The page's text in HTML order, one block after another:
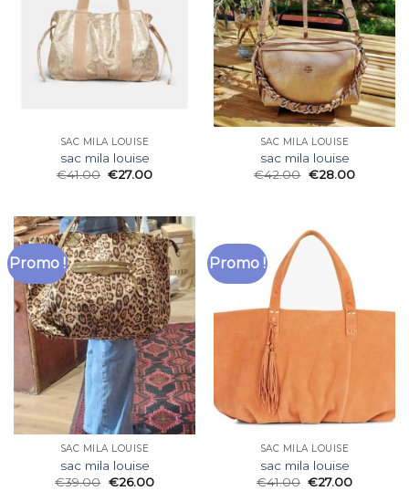
SAC MILA LOUISE
sac mila louise
€41.00 €27.00
SAC MILA LOUISE
sac mila louise
€42.00 €28.00
Promo !
SAC MILA LOUISE
sac mila louise
€39.00 €26.00
Promo !
SAC MILA LOUISE
sac mila louise
€41.00 €27.00